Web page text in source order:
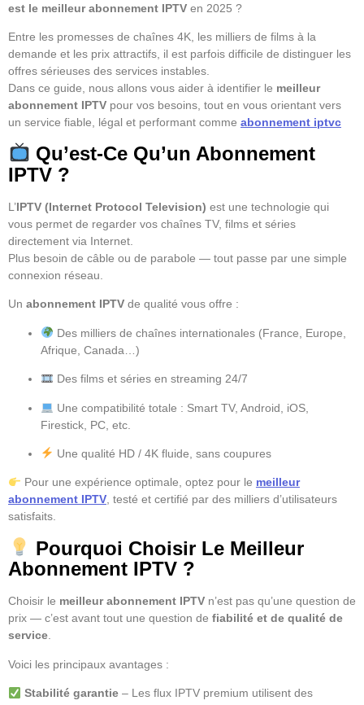
est le meilleur abonnement IPTV en 2025 ?
Entre les promesses de chaînes 4K, les milliers de films à la
demande et les prix attractifs, il est parfois difficile de distinguer les
offres sérieuses des services instables.
Dans ce guide, nous allons vous aider à identifier le meilleur
abonnement IPTV pour vos besoins, tout en vous orientant vers
un service fiable, légal et performant comme abonnement iptvc
Qu’est-Ce Qu’un Abonnement
IPTV ?
L’IPTV (Internet Protocol Television) est une technologie qui
vous permet de regarder vos chaînes TV, films et séries
directement via Internet.
Plus besoin de câble ou de parabole — tout passe par une simple
connexion réseau.
Un abonnement IPTV de qualité vous offre :
Des milliers de chaînes internationales (France, Europe,
Afrique, Canada…)
Des films et séries en streaming 24/7
Une compatibilité totale : Smart TV, Android, iOS,
Firestick, PC, etc.
Une qualité HD / 4K fluide, sans coupures
Pour une expérience optimale, optez pour le meilleur
abonnement IPTV, testé et certifié par des milliers d’utilisateurs
satisfaits.
Pourquoi Choisir Le Meilleur
Abonnement IPTV ?
Choisir le meilleur abonnement IPTV n’est pas qu’une question de
prix — c’est avant tout une question de fiabilité et de qualité de
service.
Voici les principaux avantages :
Stabilité garantie– Les flux IPTV premium utilisent des